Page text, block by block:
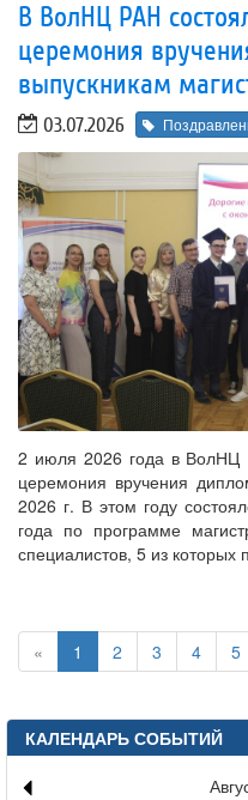
В ВолНЦ РАН
церемония
выпускникам
03.07.2026
2 июля 2026 года в ВолНЦ
церемония вручения
2026 г. В этом году
года по программе
специалистов, 5 из
« 1 2 3 4 5
КАЛЕНДАРЬ СОБЫТИЙ